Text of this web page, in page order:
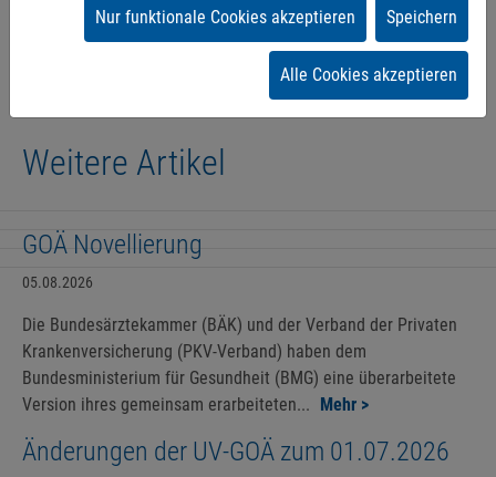
Weitere Artikel
GOÄ Novellierung
05.08.2026
Die Bundesärztekammer (BÄK) und der Verband der Privaten
Krankenversicherung (PKV-Verband) haben dem
Bundesministerium für Gesundheit (BMG) eine überarbeitete
Version ihres gemeinsam erarbeiteten... Mehr >
Änderungen der UV-GOÄ zum 01.07.2026
Nur funktionale Cookies akzeptieren Speichern
Alle Cookies akzeptieren